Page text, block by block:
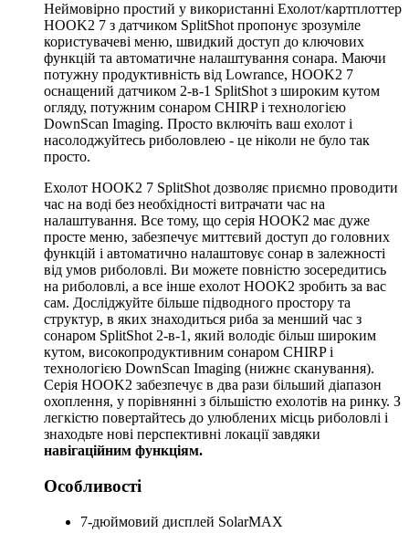
Неймовірно простий у використанні Ехолот/картплоттер
HOOK2 7 з датчиком SplitShot пропонує зрозуміле
користувачеві меню, швидкий доступ до ключових
функцій та автоматичне налаштування сонара. Маючи
потужну продуктивність від Lowrance, HOOK2 7
оснащений датчиком 2-в-1 SplitShot з широким кутом
огляду, потужним сонаром CHIRP і технологією
DownScan Imaging. Просто включіть ваш ехолот і
насолоджуйтесь риболовлею - це ніколи не було так
просто.
Ехолот HOOK2 7 SplitShot дозволяє приємно проводити
час на воді без необхідності витрачати час на
налаштування. Все тому, що серія HOOK2 має дуже
просте меню, забезпечує миттєвий доступ до головних
функцій і автоматично налаштовує сонар в залежності
від умов риболовлі. Ви можете повністю зосередитись
на риболовлі, а все інше ехолот HOOK2 зробить за вас
сам. Досліджуйте більше підводного простору та
структур, в яких знаходиться риба за менший час з
сонаром SplitShot 2-в-1, який володіє більш широким
кутом, високопродуктивним сонаром CHIRP і
технологією DownScan Imaging (нижнє сканування).
Серія HOOK2 забезпечує в два рази більший діапазон
охоплення, у порівнянні з більшістю ехолотів на ринку. З
легкістю повертайтесь до улюблених місць риболовлі і
знаходьте нові перспективні локації завдяки
навігаційним функціям.
Особливості
7-дюймовий дисплей SolarMAX